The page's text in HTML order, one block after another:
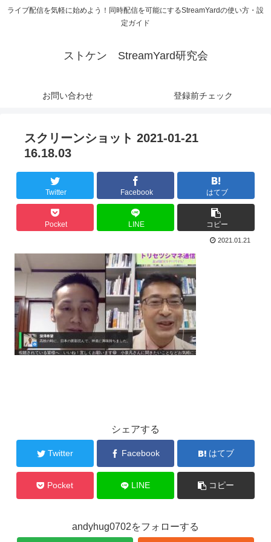
ライブ配信を気軽に始めよう！同時配信を可能にするStreamYardの使い方・設
定ガイド
ストケン StreamYard研究会
お問い合わせ 登録前チェック
スクリーンショット 2021-01-21
16.18.03
Twitter Facebook はてブ
Pocket LINE コピー
2021.01.21
シェアする
Twitter Facebook はてブ
Pocket LINE コピー
andyhug0702をフォローする